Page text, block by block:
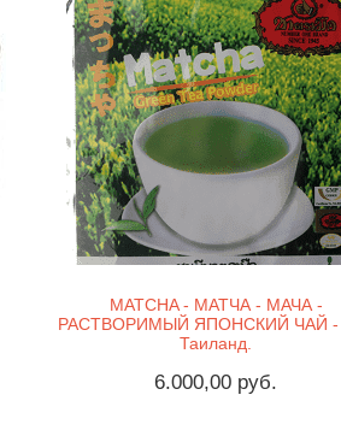
MATCHA - МАТЧА - МАЧА -
РАСТВОРИМЫЙ ЯПОНСКИЙ ЧАЙ -
Таиланд.
6.000,00 руб.